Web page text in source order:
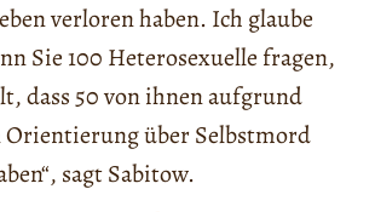
verloren haben. Ich glaube
Sie 100 Heterosexuelle fragen,
dass 50 von ihnen aufgrund
Orientierung über Selbstmord
sagt Sabitow.